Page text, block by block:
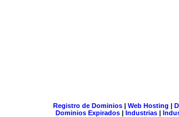
Registro de Dominios| Web Hosting |
Dominios Expirados | Industrias |